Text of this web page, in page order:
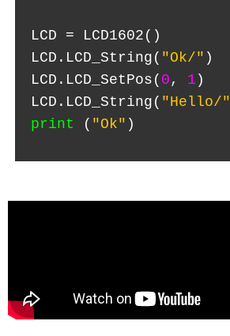
LCD = LCD1602()
LCD.LCD_String( "Ok/" )
LCD.LCD_SetPos( 0 , 1 )
LCD.LCD_String( "Hello/"
print
( "Ok" )